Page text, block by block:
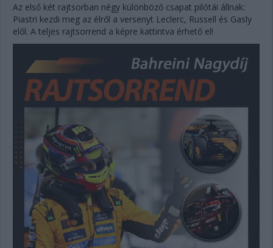
Az első két rajtsorban négy különböző csapat pilótái állnak:
Piastri kezdi meg az élről a versenyt Leclerc, Russell és Gasly
elől. A teljes rajtsorrend a képre kattintva érhető el!